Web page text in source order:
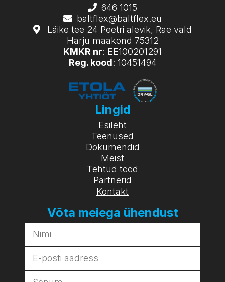
646 1015
baltflex@baltflex.eu
Läike tee 24 Peetri alevik, Rae vald
Harju maakond 75312
KMKR nr: EE100201291
Reg. kood: 10451494
Lingid
Esileht
Teenused
Dokumendid
Meist
Tehtud tööd
Partnerid
Kontakt
Võta meiega ühendust